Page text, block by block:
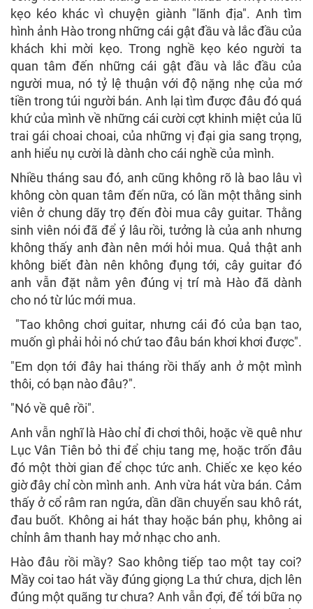
kẹo kéo khác vì chuyện giành "lãnh địa". Anh tìm
hình ảnh Hào trong những cái gật đầu và lắc đầu của
khách khi mời kẹo. Trong nghề kẹo kéo người ta
quan tâm đến những cái gật đầu và lắc đầu của
người mua, nó tỷ lệ thuận với độ nặng nhẹ của mớ
tiền trong túi người bán. Anh lại tìm được đâu đó quá
khứ của mình về những cái cười cợt khinh miệt của lũ
trai gái choai choai, của những vị đại gia sang trọng,
anh hiểu nụ cười là dành cho cái nghề của mình.
Nhiều tháng sau đó, anh cũng không rõ là bao lâu vì
không còn quan tâm đến nữa, có lần một thằng sinh
viên ở chung dãy trọ đến đòi mua cây guitar. Thằng
sinh viên nói đã để ý lâu rồi, tưởng là của anh nhưng
không thấy anh đàn nên mới hỏi mua. Quả thật anh
không biết đàn nên không đụng tới, cây guitar đó
anh vẫn đặt nằm yên đúng vị trí mà Hào đã dành
cho nó từ lúc mới mua.
"Tao không chơi guitar, nhưng cái đó của bạn tao,
muốn gì phải hỏi nó chứ tao đâu bán khơi khơi được".
"Em dọn tới đây hai tháng rồi thấy anh ở một mình
thôi, có bạn nào đâu?".
"Nó về quê rồi".
Anh vẫn nghĩ là Hào chỉ đi chơi thôi, hoặc về quê như
Lục Vân Tiên bỏ thi để chịu tang mẹ, hoặc trốn đâu
đó một thời gian để chọc tức anh. Chiếc xe kẹo kéo
giờ đây chỉ còn mình anh. Anh vừa hát vừa bán. Cảm
thấy ở cổ râm ran ngứa, dần dần chuyển sau khô rát,
đau buốt. Không ai hát thay hoặc bán phụ, không ai
chỉnh âm thanh hay mở nhạc cho anh.
Hào đâu rồi mầy? Sao không tiếp tao một tay coi?
Mầy coi tao hát vầy đúng giọng La thứ chưa, dịch lên
đúng một quãng tư chưa? Anh vẫn đợi, để tới bữa nọ